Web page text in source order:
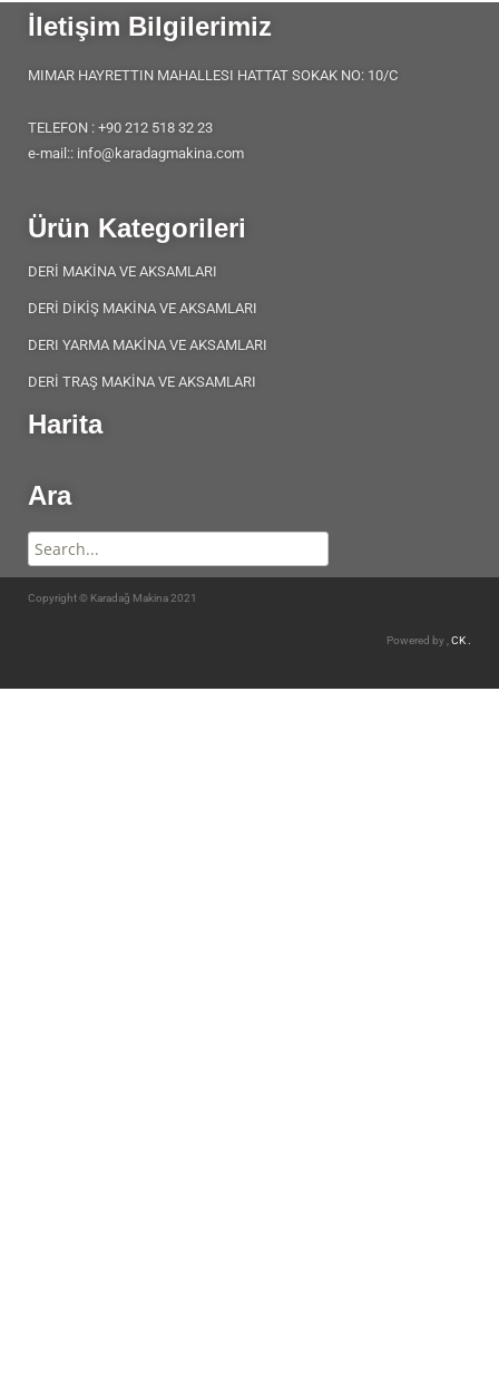
İletişim Bilgilerimiz
MIMAR HAYRETTIN MAHALLESI HATTAT SOKAK NO: 10/C
TELEFON : +90 212 518 32 23
e-mail:: info@karadagmakina.com
Ürün Kategorileri
DERİ MAKİNA VE AKSAMLARI
DERİ DİKİŞ MAKİNA VE AKSAMLARI
DERI YARMA MAKİNA VE AKSAMLARI
DERİ TRAŞ MAKİNA VE AKSAMLARI
Harita
Ara
Copyright © Karadağ Makina 2021
Powered by , CK .